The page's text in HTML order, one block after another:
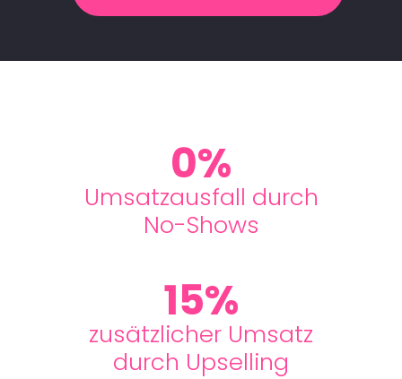
0%
Umsatzausfall durch
No-Shows
15%
zusätzlicher Umsatz
durch Upselling